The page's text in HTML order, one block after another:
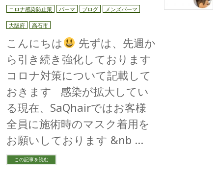
コロナ感染防止策 パーマ ブログ メンズパーマ
大阪府 高石市
こんにちは
先ずは、先週か
ら引き続き強化しております
コロナ対策について記載して
おきます 感染が拡大してい
る現在、SaQhairではお客様
全員に施術時のマスク着用を
お願いしております &nb …
この記事を読む